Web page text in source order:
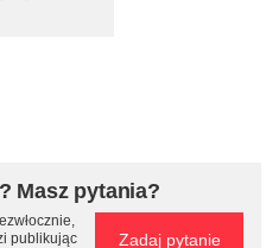
Masz pytania?
publikując
Zadaj pytanie